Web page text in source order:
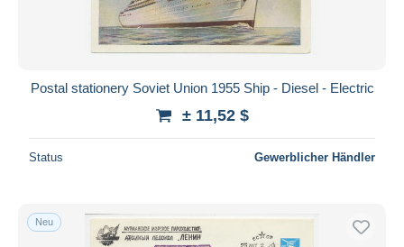
Postal stationery Soviet Union 1955 Ship - Diesel - Electric
± 11,52 $
Status Gewerblicher Händler
Neu